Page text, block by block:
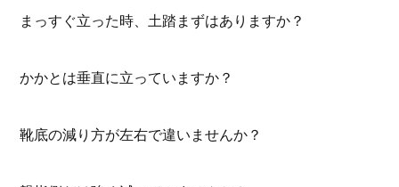
まっすぐ立った時、土踏まずはありますか？
かかとは垂直に立っていますか？
靴底の減り方が左右で違いませんか？